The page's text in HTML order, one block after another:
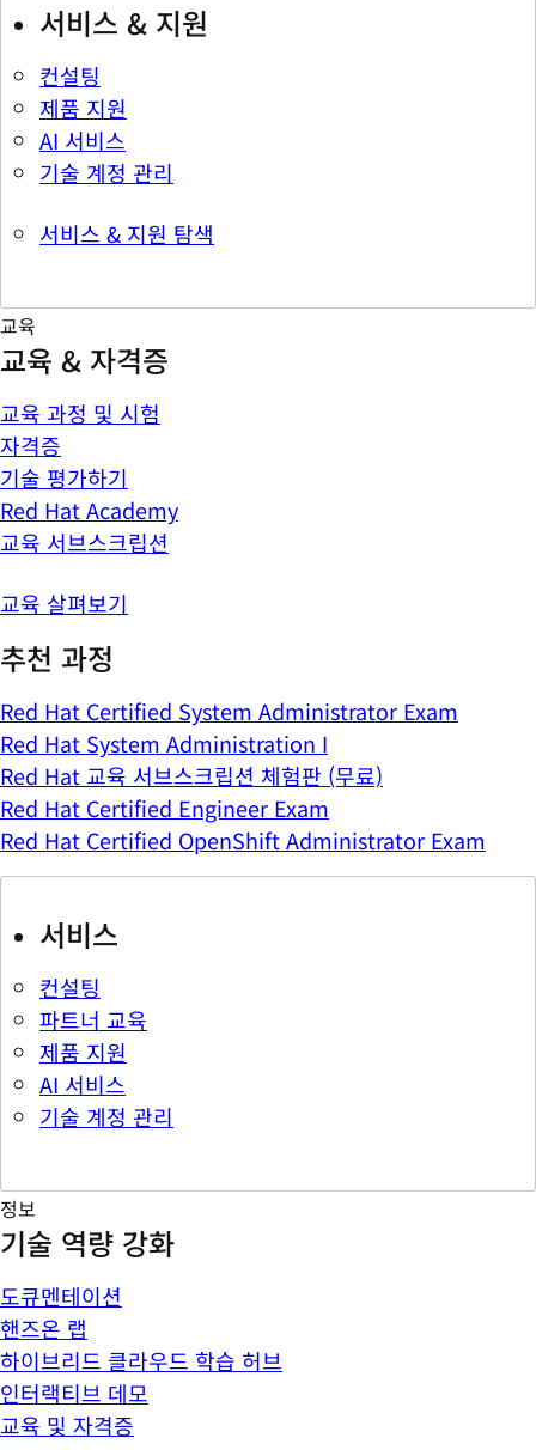
서비스 & 지원
컨설팅
제품 지원
AI 서비스
기술 계정 관리
서비스 & 지원 탐색
교육
교육 & 자격증
교육 과정 및 시험
자격증
기술 평가하기
Red Hat Academy
교육 서브스크립션
교육 살펴보기
추천 과정
Red Hat Certified System Administrator Exam
Red Hat System Administration I
Red Hat 교육 서브스크립션 체험판 (무료)
Red Hat Certified Engineer Exam
Red Hat Certified OpenShift Administrator Exam
서비스
컨설팅
파트너 교육
제품 지원
AI 서비스
기술 계정 관리
정보
기술 역량 강화
도큐멘테이션
핸즈온 랩
하이브리드 클라우드 학습 허브
인터랙티브 데모
교육 및 자격증